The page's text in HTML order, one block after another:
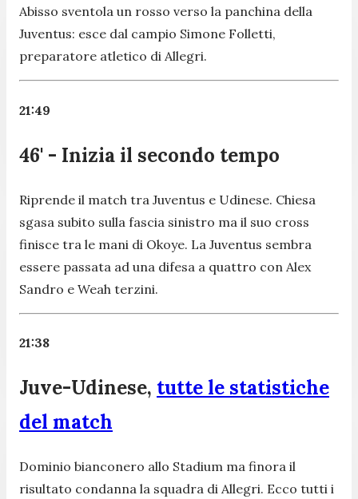
Abisso sventola un rosso verso la panchina della
Juventus: esce dal campio Simone Folletti,
preparatore atletico di Allegri.
21:49
46' - Inizia il secondo tempo
Riprende il match tra Juventus e Udinese. Chiesa
sgasa subito sulla fascia sinistro ma il suo cross
finisce tra le mani di Okoye. La Juventus sembra
essere passata ad una difesa a quattro con Alex
Sandro e Weah terzini.
21:38
Juve-Udinese, tutte le statistiche
del match
Dominio bianconero allo Stadium ma finora il
risultato condanna la squadra di Allegri. Ecco tutti i